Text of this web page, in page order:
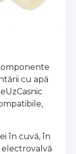
cu apă
în cuvă, în